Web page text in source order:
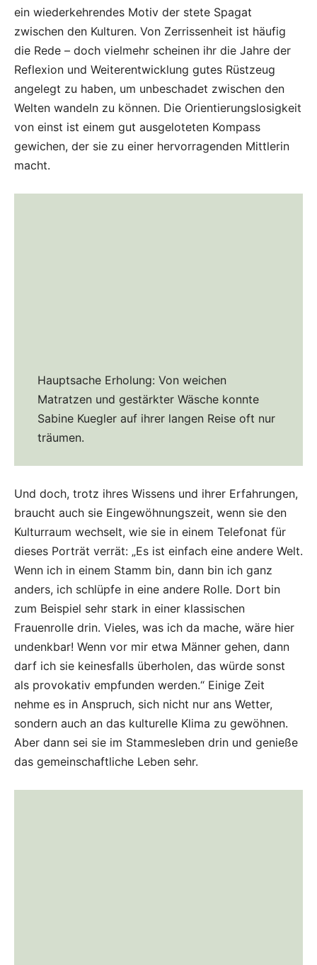
ein wiederkehrendes Motiv der stete Spagat
zwischen den Kulturen. Von Zerrissenheit ist häufig
die Rede – doch vielmehr scheinen ihr die Jahre der
Reflexion und Weiterentwicklung gutes Rüstzeug
angelegt zu haben, um unbeschadet zwischen den
Welten wandeln zu können. Die Orientierungslosigkeit
von einst ist einem gut ausgeloteten Kompass
gewichen, der sie zu einer hervorragenden Mittlerin
macht.
Hauptsache Erholung: Von weichen
Matratzen und gestärkter Wäsche konnte
Sabine Kuegler auf ihrer langen Reise oft nur
träumen.
Und doch, trotz ihres Wissens und ihrer Erfahrungen,
braucht auch sie Eingewöhnungszeit, wenn sie den
Kulturraum wechselt, wie sie in einem Telefonat für
dieses Porträt verrät: „Es ist einfach eine andere Welt.
Wenn ich in einem Stamm bin, dann bin ich ganz
anders, ich schlüpfe in eine andere Rolle. Dort bin
zum Beispiel sehr stark in einer klassischen
Frauenrolle drin. Vieles, was ich da mache, wäre hier
undenkbar! Wenn vor mir etwa Männer gehen, dann
darf ich sie keinesfalls überholen, das würde sonst
als provokativ empfunden werden.“ Einige Zeit
nehme es in Anspruch, sich nicht nur ans Wetter,
sondern auch an das kulturelle Klima zu gewöhnen.
Aber dann sei sie im Stammesleben drin und genieße
das gemeinschaftliche Leben sehr.